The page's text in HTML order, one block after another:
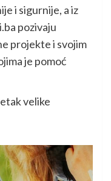
i sigurnije, a iz
pozivaju
projekte i svojim
je pomoć
velike